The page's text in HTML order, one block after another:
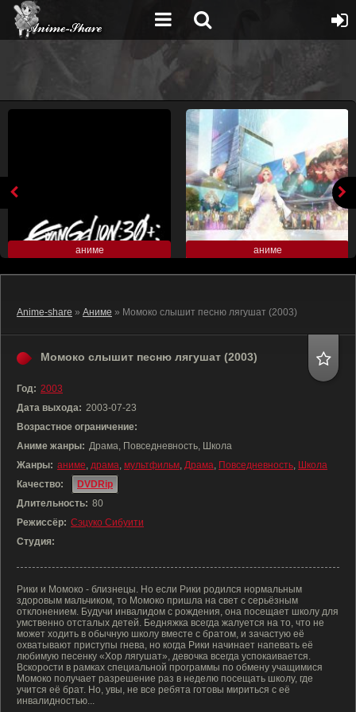
аниме аниме
Anime-share » Аниме » Момоко слышит песню лягушат (2003)
Момоко слышит песню лягушат (2003)
Год: 2003
Дата выхода: 2003-07-23
Возрастное ограничение:
Аниме жанры: Драма, Повседневность, Школа
Жанры: аниме, драма, мультфильм, Драма, Повседневность, Школа
Качество:
DVDRip
Длительность: 80
Режиссёр: Сэцуко Сибуити
Студия:
Рики и Момоко - близнецы. Но если Рики родился нормальным
здоровым мальчиком, то Момоко пришла на свет с серьёзным
отклонением. Будучи инвалидом с рождения, она посещает школу для
умственно отсталых детей. Бедняжка всегда жалуется на то, что не
может ходить в обычную школу вместе с братом, и зачастую её
охватывают приступы гнева, но когда Рики начинает напевать её
любимую песенку «Хор лягушат», девочка всегда успокаивается.
Вскорости в рамках специальной программы по обмену учащимися
Момоко получает разрешение раз в неделю посещать школу, где
учится её брат. Но, увы, не все ребята готовы мириться с её
инвалидностью...